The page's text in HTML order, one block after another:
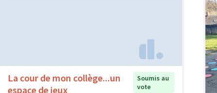
La cour de mon collège...un
espace de jeux
Soumis au
vote